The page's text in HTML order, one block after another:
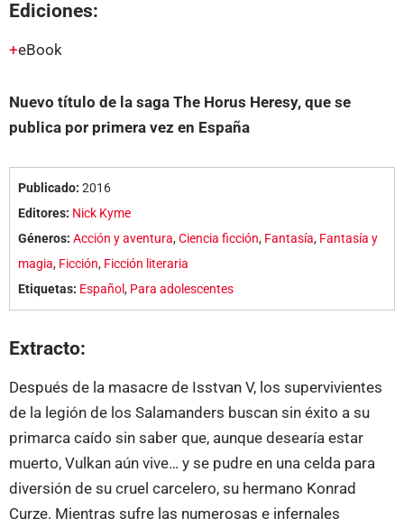
Ediciones:
eBook
Nuevo título de la saga The Horus Heresy, que se
publica por primera vez en España
Publicado: 2016
Editores: Nick Kyme
Géneros: Acción y aventura,Ciencia ficción, Fantasía, Fantasía y
magia, Ficción, Ficción literaria
Etiquetas: Español, Para adolescentes
Extracto:
Después de la masacre de Isstvan V, los supervivientes
de la legión de los Salamanders buscan sin éxito a su
primarca caído sin saber que, aunque desearía estar
muerto, Vulkan aún vive… y se pudre en una celda para
diversión de su cruel carcelero, su hermano Konrad
Curze. Mientras sufre las numerosas e infernales